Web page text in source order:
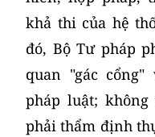
khả thi của hệ
đó, Bộ Tư pháp
quan "gác
pháp luật;
phải thẩm định